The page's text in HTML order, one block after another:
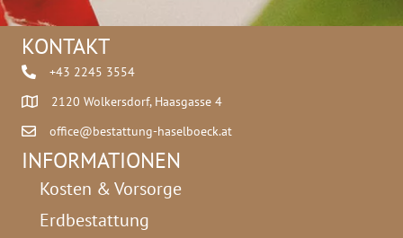
KONTAKT
+43 2245 3554
2120 Wolkersdorf, Haasgasse 4
office@bestattung-haselboeck.at
INFORMATIONEN
Kosten & Vorsorge
Erdbestattung